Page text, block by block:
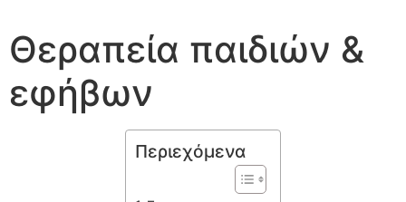
Θεραπεία παιδιών &
εφήβων
Περιεχόμενα